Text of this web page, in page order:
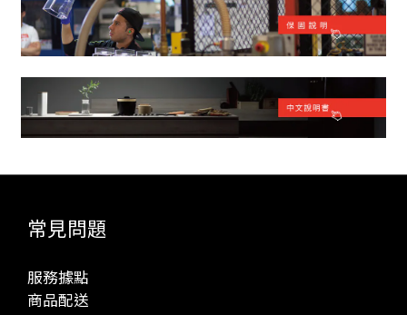
常見問題
服務據點
商品配送